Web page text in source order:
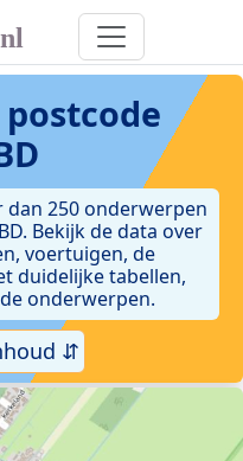
dan 250 onderwerpen
Bekijk de data over
voertuigen, de
duidelijke tabellen,
onderwerpen.
⇵